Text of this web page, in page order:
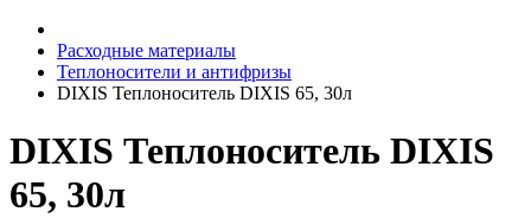
Расходные материалы
Теплоносители и антифризы
DIXIS Теплоноситель DIXIS 65, 30л
DIXIS Теплоноситель DIXIS
65, 30л